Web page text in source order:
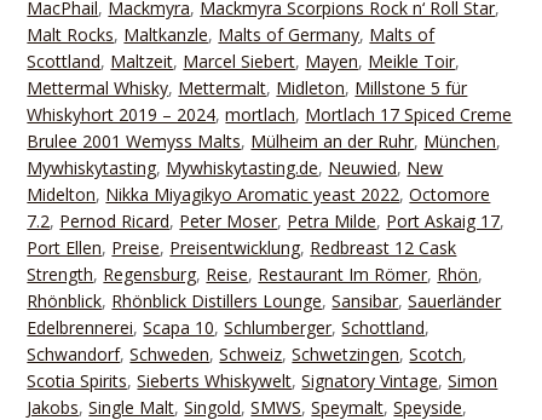
MacPhail, Mackmyra, Mackmyra Scorpions Rock n‘ Roll Star,
Malt Rocks, Maltkanzle, Malts of Germany, Malts of
Scottland, Maltzeit, Marcel Siebert, Mayen, Meikle Toir,
Mettermal Whisky, Mettermalt, Midleton, Millstone 5 für
Whiskyhort 2019 – 2024,mortlach, Mortlach 17 Spiced Creme
Brulee 2001 Wemyss Malts, Mülheim an der Ruhr, München,
Mywhiskytasting, Mywhiskytasting.de, Neuwied, New
Midelton, Nikka Miyagikyo Aromatic yeast 2022,Octomore
7.2, Pernod Ricard, Peter Moser, Petra Milde, Port Askaig 17,
Port Ellen, Preise, Preisentwicklung, Redbreast 12 Cask
Strength, Regensburg, Reise, Restaurant Im Römer, Rhön,
Rhönblick, Rhönblick Distillers Lounge,Sansibar,Sauerländer
Edelbrennerei,Scapa 10,Schlumberger,Schottland,
Schwandorf,Schweden,Schweiz,Schwetzingen,Scotch,
Scotia Spirits,Sieberts Whiskywelt,Signatory Vintage,Simon
Jakobs,Single Malt,Singold,SMWS,Speymalt,Speyside,